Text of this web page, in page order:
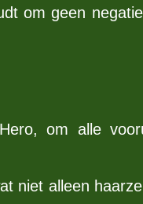
om geen
om alle
niet alleen